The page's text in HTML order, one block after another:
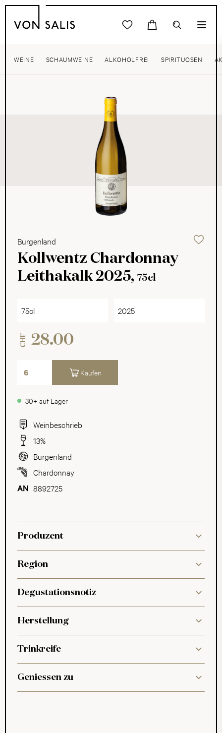
WEINE SCHAUMWEINE ALKOHOLFREI SPIRITUOSEN
Burgenland
Kollwentz Chardonnay
Leithakalk 2025, 75cl
Weinbeschrieb
13%
Burgenland
Chardonnay
8892725
75cl 2025
30+ auf Lager
CHF 28.00
Kaufen
Produzent
Region
Degustationsnotiz
Herstellung
Trinkreife
Geniessen zu